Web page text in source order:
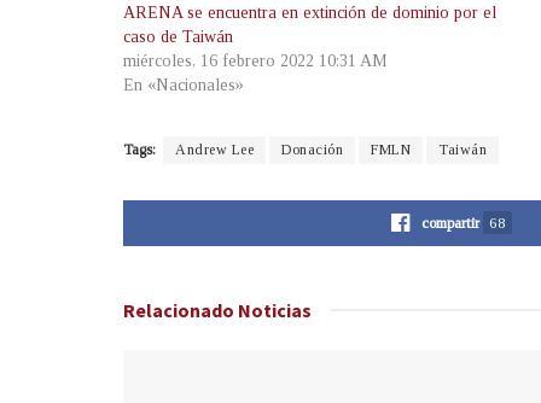
ARENA se encuentra en extinción de dominio por el
caso de Taiwán
miércoles, 16 febrero 2022 10:31 AM
En «Nacionales»
Tags: Andrew Lee Donación FMLN Taiwán
compartir 68
Relacionado Noticias